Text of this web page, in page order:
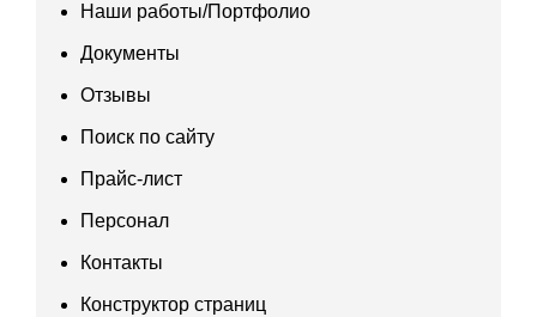
Наши работы/Портфолио
Документы
Отзывы
Поиск по сайту
Прайс-лист
Персонал
Контакты
Конструктор страниц